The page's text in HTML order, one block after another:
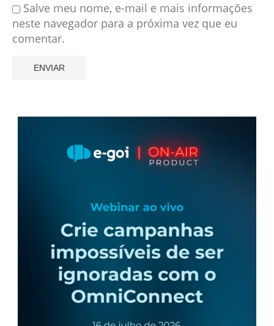
Salve meu nome, e-mail e mais informações
neste navegador para a próxima vez que eu
comentar.